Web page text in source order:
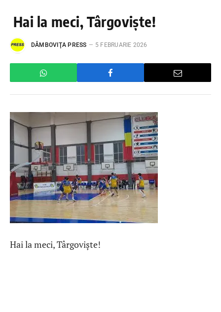
Hai la meci, Târgoviște!
DÂMBOVIŢA PRESS 5 FEBRUARIE 2026
Hai la meci, Târgoviște!